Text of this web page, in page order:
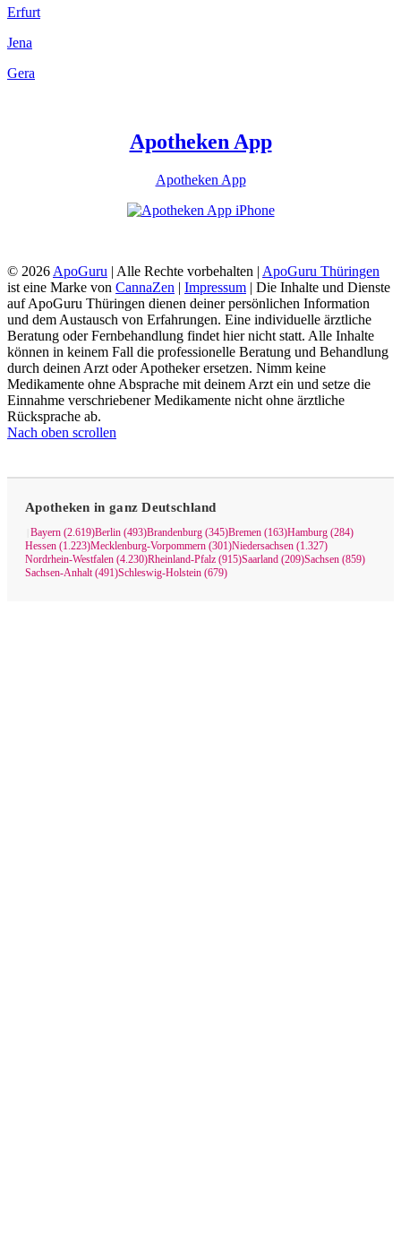
Erfurt
Jena
Gera
Apotheken App
Apotheken App
© 2026 ApoGuru | Alle Rechte vorbehalten | ApoGuru Thüringen
ist eine Marke von CannaZen | Impressum | Die Inhalte und Dienste
auf ApoGuru Thüringen dienen deiner persönlichen Information
und dem Austausch von Erfahrungen. Eine individuelle ärztliche
Beratung oder Fernbehandlung findet hier nicht statt. Alle Inhalte
können in keinem Fall die professionelle Beratung und Behandlung
durch deinen Arzt oder Apotheker ersetzen. Nimm keine
Medikamente ohne Absprache mit deinem Arzt ein und setze die
Einnahme verschriebener Medikamente nicht ohne ärztliche
Rücksprache ab.
Nach oben scrollen
Apotheken in ganz Deutschland
Bayern (2.619)Berlin (493)Brandenburg (345)Bremen (163)Hamburg (284)
Hessen (1.223)Mecklenburg-Vorpommern (301)Niedersachsen (1.327)
Nordrhein-Westfalen (4.230)Rheinland-Pfalz (915)Saarland (209)Sachsen (859)
Sachsen-Anhalt (491)Schleswig-Holstein (679)